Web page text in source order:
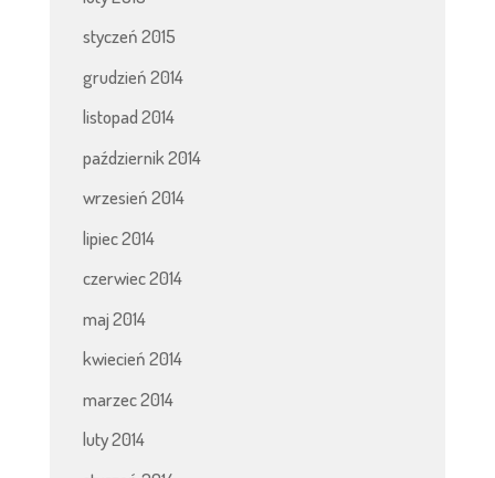
styczeń 2015
grudzień 2014
listopad 2014
październik 2014
wrzesień 2014
lipiec 2014
czerwiec 2014
maj 2014
kwiecień 2014
marzec 2014
luty 2014